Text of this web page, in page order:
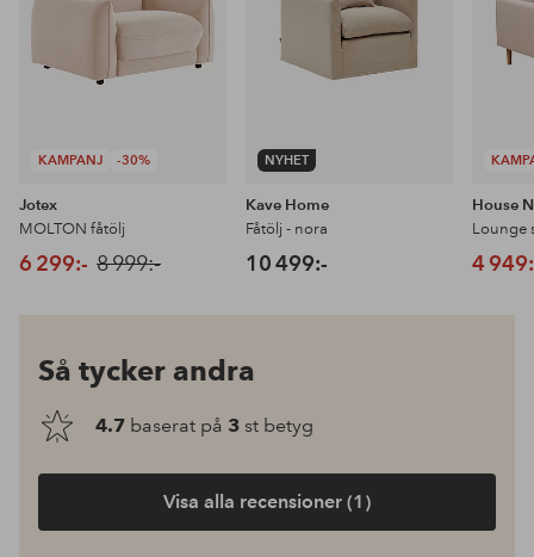
KAMPANJ -30%
Jotex
MOLTON fåtölj
6 299:- 8 999:-
NYHET
Kave Home
Fåtölj - nora
10 499:-
House
Lounge
4
Så tycker andra
4.7 baserat på 3 st betyg
Visa alla recensioner (1)